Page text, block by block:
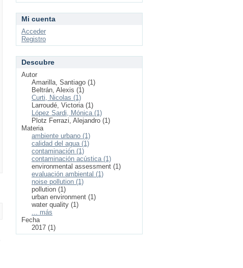
Mi cuenta
Acceder
Registro
Descubre
Autor
Amarilla, Santiago (1)
Beltrán, Alexis (1)
Curti, Nicolas (1)
Larroudé, Victoria (1)
López Sardi, Mónica (1)
Plotz Ferrazi, Alejandro (1)
Materia
ambiente urbano (1)
calidad del agua (1)
contaminación (1)
contaminación acústica (1)
environmental assessment (1)
evaluación ambiental (1)
noise pollution (1)
pollution (1)
urban environment (1)
water quality (1)
... más
Fecha
2017 (1)